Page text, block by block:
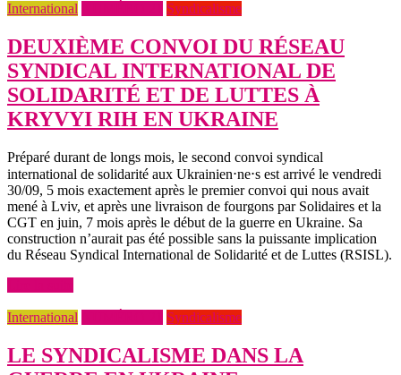
International Syndicalisme
DEUXIÈME CONVOI DU RÉSEAU
SYNDICAL INTERNATIONAL DE
SOLIDARITÉ ET DE LUTTES À
KRYVYI RIH EN UKRAINE
Préparé durant de longs mois, le second convoi syndical
international de solidarité aux Ukrainien⋅ne⋅s est arrivé le vendredi
30/09, 5 mois exactement après le premier convoi qui nous avait
mené à Lviv, et après une livraison de fourgons par Solidaires et la
CGT en juin, 7 mois après le début de la guerre en Ukraine. Sa
construction n’aurait pas été possible sans la puissante implication
du Réseau Syndical International de Solidarité et de Luttes (RSISL).
International Syndicalisme
LE SYNDICALISME DANS LA